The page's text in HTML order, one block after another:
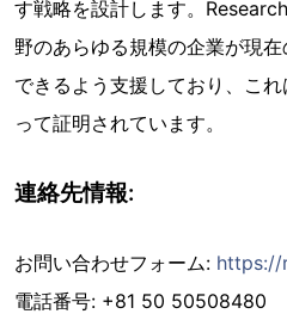
す戦略を設計します。
野のあらゆる規模の企業が現
できるよう支援しており、こ
って証明されています。
連絡先情報:
お問い合わせフォーム: https://
電話番号: +81 50 50508480